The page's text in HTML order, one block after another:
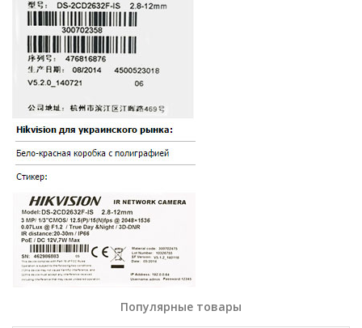
Популярные товары